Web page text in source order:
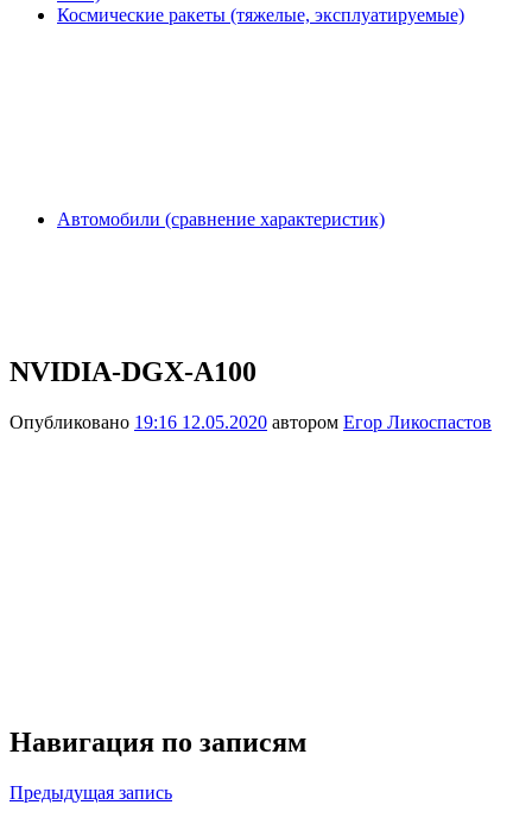
Космические ракеты (тяжелые, эксплуатируемые)
Автомобили (сравнение характеристик)
NVIDIA-DGX-A100
Опубликовано 19:16 12.05.2020 автором Егор Ликоспастов
Навигация по записям
Предыдущая запись